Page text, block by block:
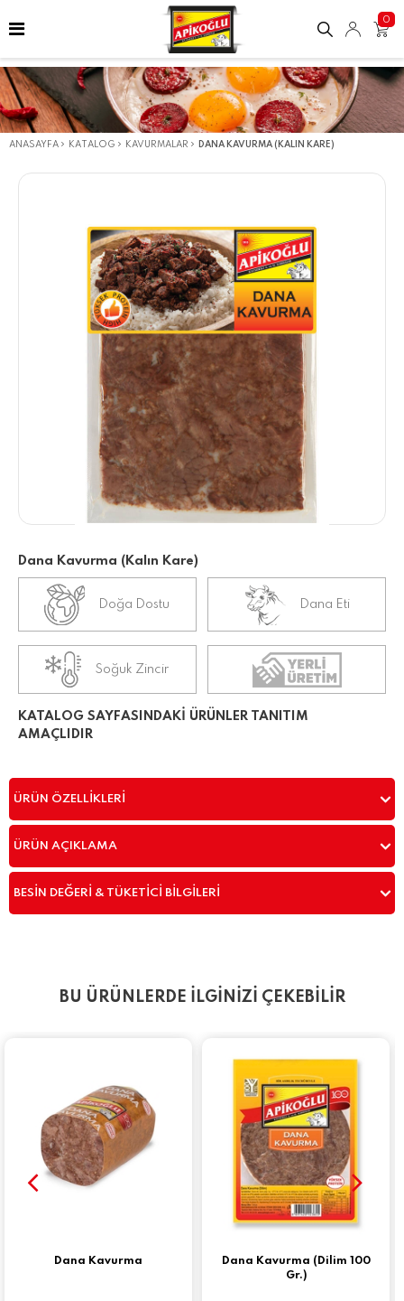
0
ANASAYFA KATALOG KAVURMALAR DANA KAVURMA (KALIN KARE)
Dana Kavurma (Kalın Kare)
Doğa Dostu Dana Eti
Soğuk Zincir
KATALOG SAYFASINDAKİ ÜRÜNLER TANITIM
AMAÇLIDIR
ÜRÜN ÖZELLIKLERI
ÜRÜN AÇIKLAMA
BESIN DEĞERI & TÜKETICI BILGILERI
BU ÜRÜNLERDE İLGİNİZİ ÇEKEBİLİR
Dana Kavurma
Dana Kavurma (Dilim 100
Gr.)